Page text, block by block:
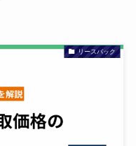
リースバック